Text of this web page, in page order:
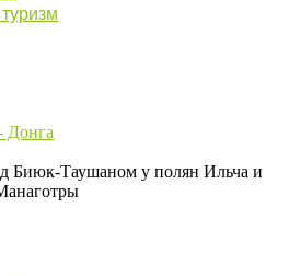
Донга
Биюк-Таушаном у полян Ильча и